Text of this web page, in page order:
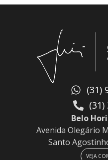
(31)
(31)
Belo
Avenida Olegário
Santo
VEJA